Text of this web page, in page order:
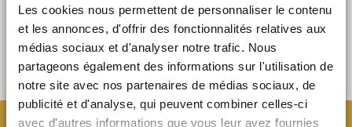
Les cookies nous permettent de personnaliser le contenu
et les annonces, d'offrir des fonctionnalités relatives aux
médias sociaux et d'analyser notre trafic. Nous
partageons également des informations sur l'utilisation de
notre site avec nos partenaires de médias sociaux, de
publicité et d'analyse, qui peuvent combiner celles-ci
avec d'autres informations que vous leur avez fournies